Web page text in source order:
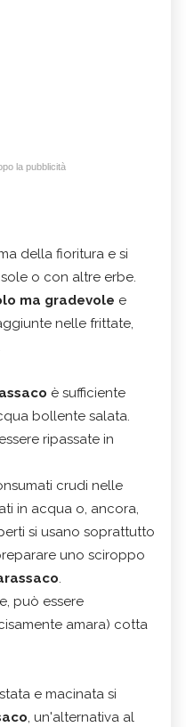
la pubblicità
della fioritura e si
o con altre erbe.
ma gradevole e
nelle frittate,
è sufficiente
bollente salata.
ripassate in
crudi nelle
in acqua o, ancora,
si usano soprattutto
uno sciroppo
.
può essere
amara) cotta
e macinata si
, un'alternativa al